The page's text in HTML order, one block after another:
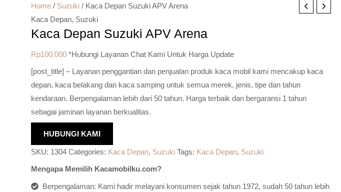
Home / Suzuki / Kaca Depan Suzuki APV Arena
Kaca Depan, Suzuki
Kaca Depan Suzuki APV Arena
Rp100.000 *Hubungi Layanan Chat Kami Untuk Harga Update
[post_title] – Layanan penggantian dan penjualan produk kaca mobil kami mencakup kaca
depan, kaca belakang dan kaca samping untuk semua merek, jenis, tipe dan tahun
kendaraan. Berpengalaman lebih dari 50 tahun. Harga terbaik dan bergaransi 1 tahun
sebagai jaminan layanan berkualitas.
HUBUNGI KAMI
SKU: 1304 Categories: Kaca Depan, Suzuki Tags: Kaca Depan, Suzuki
Mengapa Memilih Kacamobilku.com?
Berpengalaman: Kami hadir melayani konsumen sejak tahun 1972, sudah 50 tahun lebih